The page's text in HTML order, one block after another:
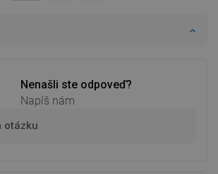
Nenašli ste odpoveď?
Napíš nám
otázku